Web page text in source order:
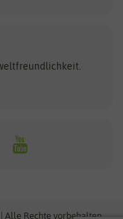
Holland
Alle Rechte vorbehalten.